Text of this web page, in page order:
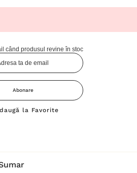
când produsul revine în stoc
Abonare
la Favorite